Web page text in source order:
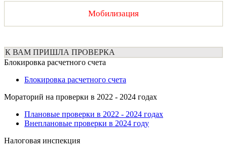
Мобилизация
К ВАМ ПРИШЛА ПРОВЕРКА
Блокировка расчетного счета
Блокировка расчетного счета
Мораторий на проверки в 2022 - 2024 годах
Плановые проверки в 2022 - 2024 годах
Внеплановые проверки в 2024 году
Налоговая инспекция